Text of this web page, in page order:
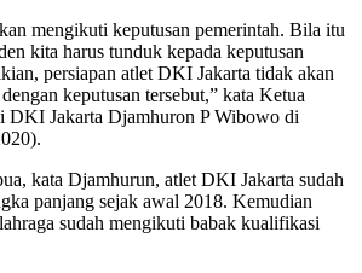
mengikuti keputusan pemerintah. Bila itu
kita harus tunduk kepada keputusan
persiapan atlet DKI Jakarta tidak akan
keputusan tersebut,” kata Ketua
Jakarta Djamhuron P Wibowo di
kata Djamhurun, atlet DKI Jakarta sudah
panjang sejak awal 2018. Kemudian
sudah mengikuti babak kualifikasi